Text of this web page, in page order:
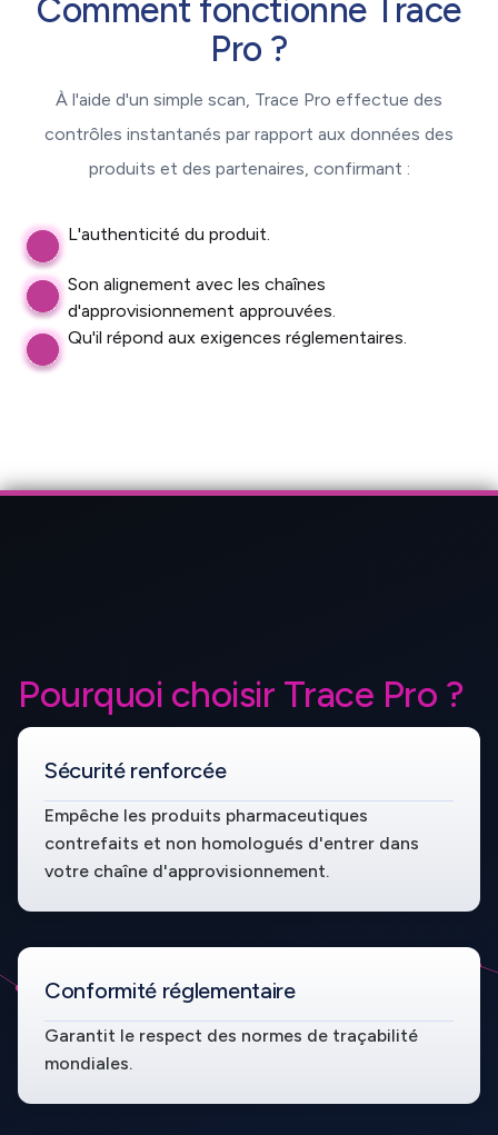
Comment fonctionne Trace
Pro ?
À l'aide d'un simple scan, Trace Pro effectue des
contrôles instantanés par rapport aux données des
produits et des partenaires, confirmant :
L'authenticité du produit.
Son alignement avec les chaînes
d'approvisionnement approuvées.
Qu'il répond aux exigences réglementaires.
Pourquoi choisir Trace Pro ?
Sécurité renforcée
Empêche les produits pharmaceutiques
contrefaits et non homologués d'entrer dans
votre chaîne d'approvisionnement.
Conformité réglementaire
Garantit le respect des normes de traçabilité
mondiales.